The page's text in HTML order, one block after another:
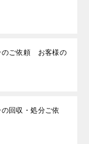
のご依頼 お客様の
の回収・処分ご依